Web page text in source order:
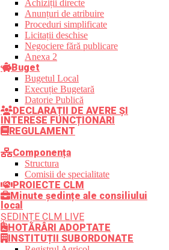
Achiziții directe
Anunțuri de atribuire
Proceduri simplificate
Licitații deschise
Negociere fără publicare
Anexa 2
Buget
Bugetul Local
Execuție Bugetară
Datorie Publică
DECLARAȚII DE AVERE ȘI
INTERESE FUNCȚIONARI
REGULAMENT
Componența
Structura
Comisii de specialitate
PROIECTE CLM
Minute ședințe ale consiliului
local
ȘEDINȚE CLM LIVE
HOTĂRÂRI ADOPTATE
INSTITUȚII SUBORDONATE